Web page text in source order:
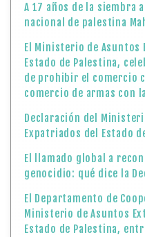
A 17 años de la siembra
nacional de palestina
El Ministerio de Asuntos
Estado de Palestina,
de prohibir el comercio
comercio de armas con
Declaración del
Expatriados del Estado
El llamado global a
genocidio: qué dice la
El Departamento de
Ministerio de Asuntos
Estado de Palestina,